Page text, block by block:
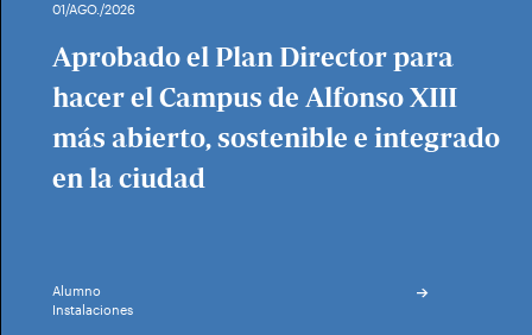
01/AGO./2026
Aprobado el Plan Director para
hacer el Campus de Alfonso XIII
más abierto, sostenible e integrado
en la ciudad
Alumno
Instalaciones